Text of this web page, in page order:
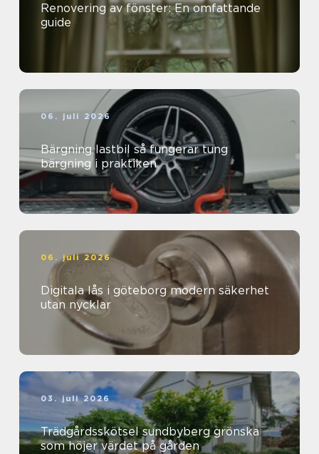
Renovering av fönster: En omfattande
guide
06. juli 2026
Bärgning lastbil så fungerar tung
bärgning i praktiken
06. juli 2026
Digitala lås i göteborg modern säkerhet
utan nycklar
03. juli 2026
Trädgårdsskötsel sundbyberg grönska
som höjer värdet på gården